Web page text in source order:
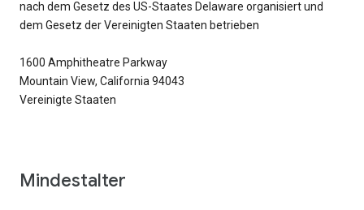
nach dem Gesetz des US-Staates Delaware organisiert und
dem Gesetz der Vereinigten Staaten betrieben
1600 Amphitheatre Parkway
Mountain View, California 94043
Vereinigte Staaten
Mindestalter